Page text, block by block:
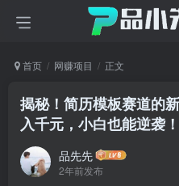
首页 网赚项目 正文
揭秘！简历模板赛道的
入千元，小白也能逆袭！
品先先
2年前发布